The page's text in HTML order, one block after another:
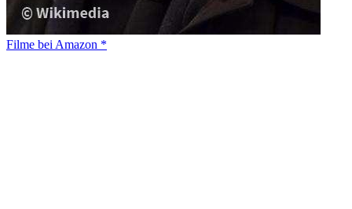
Filme bei Amazon *